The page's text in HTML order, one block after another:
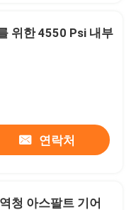
위한 4550 Psi 내부
연락처
청 아스팔트 기어